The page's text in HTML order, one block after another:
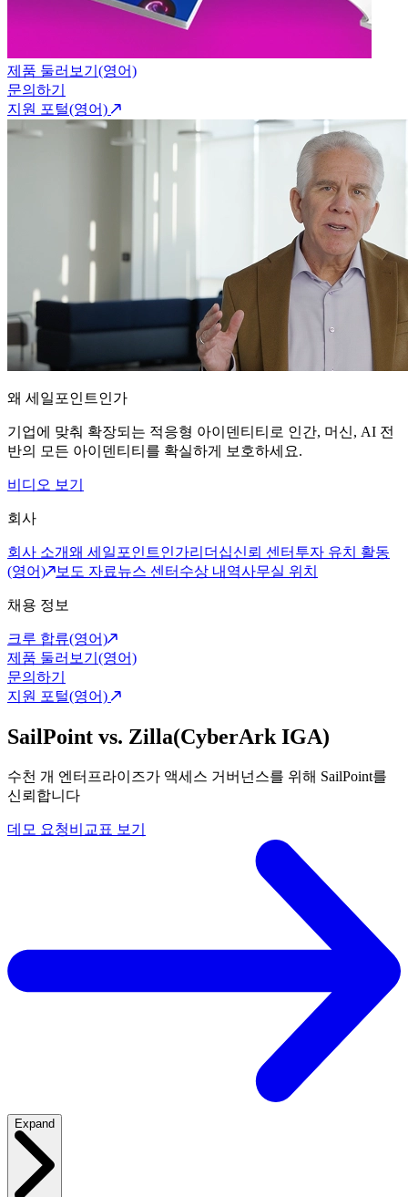
제품 둘러보기(영어)
문의하기
지원 포털(영어)
왜 세일포인트인가
기업에 맞춰 확장되는 적응형 아이덴티티로 인간, 머신, AI 전
반의 모든 아이덴티티를 확실하게 보호하세요.
비디오 보기
회사
회사 소개왜 세일포인트인가리더십신뢰 센터 투자 유치 활동
(영어)
보도 자료뉴스 센터 수상 내역사무실 위치
채용 정보
크루 합류(영어)
제품 둘러보기(영어)
문의하기
지원 포털(영어)
SailPoint vs. Zilla(CyberArk IGA)
수천 개 엔터프라이즈가 액세스 거버넌스를 위해 SailPoint를
신뢰합니다
데모 요청비교표 보기
Expand